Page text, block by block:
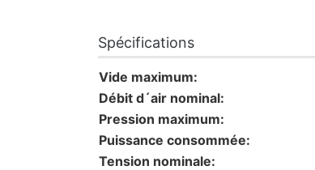
Spécifications
Vide maximum:
Débit d´air nominal:
Pression maximum:
Puissance consommée:
Tension nominale: